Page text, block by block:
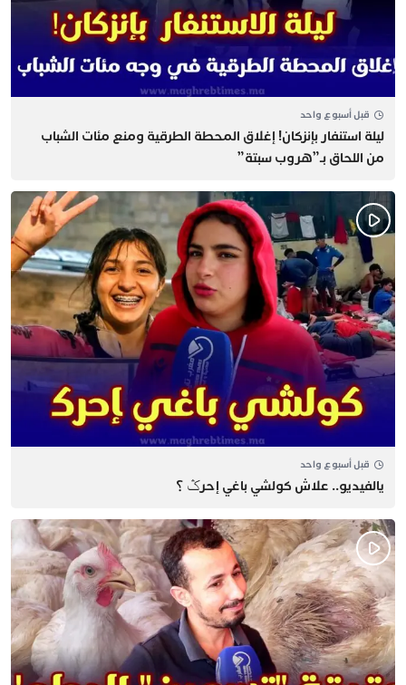
قبل أسبوع واحد
​ليلة استنفار بإنزكان! إغلاق المحطة الطرقية ومنع مئات الشباب
من اللحاق بـ”هروب سبتة”
قبل أسبوع واحد
يالفيديو.. علاش كولشي باغي إحرݣ ؟